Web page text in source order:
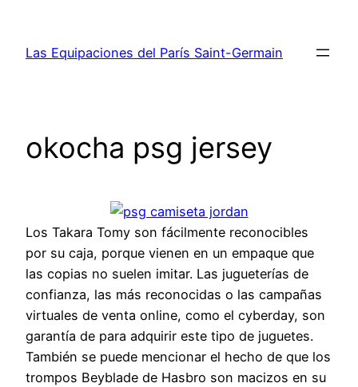
contenido
Las Equipaciones del París Saint-Germain
okocha psg jersey
Los Takara Tomy son fácilmente reconocibles
por su caja, porque vienen en un empaque que
las copias no suelen imitar. Las jugueterías de
confianza, las más reconocidas o las campañas
virtuales de venta online, como el cyberday, son
garantía de para adquirir este tipo de juguetes.
También se puede mencionar el hecho de que los
trompos Beyblade de Hasbro son macizos en su